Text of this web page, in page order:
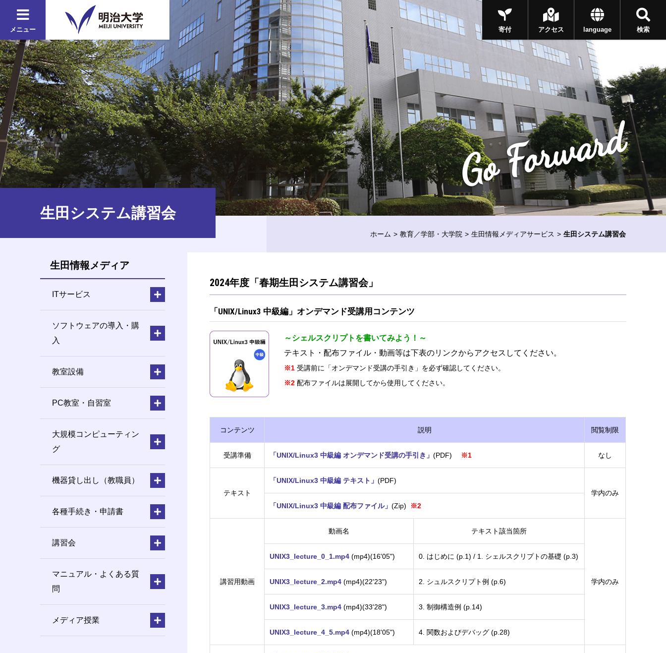
メニュー 検索
language
アクセス
寄付
Go Forward
生田システム講習会
ホーム 教育／学部・大学院 生田情報メディアサービス 生田システム講習会
2024年度「春期生田システム講習会」
「UNIX/Linux3 中級編」オンデマンド受講用コンテンツ
～シェルスクリプトを書いてみよう！～
テキスト・配布ファイル・動画等は下表のリンクからアクセスしてください。
※1受講前に「オンデマンド受講の手引き」を必ず確認してください。
※2 配布ファイルは展開してから使用してください。
コンテンツ 説明 閲覧制限
受講準備 「UNIX/Linux3 中級編 オンデマンド受講の手引き」(PDF) ※1 なし
テキスト
「UNIX/Linux3 中級編 テキスト」(PDF)
学内のみ
「UNIX/Linux3 中級編 配布ファイル」(Zip) ※2
講習用動画
動画名 テキスト該当箇所
学内のみ
UNIX3_lecture_0_1.mp4 (mp4)(16'05") 0. はじめに (p.1) / 1. シェルスクリプトの基礎 (p.3)
UNIX3_lecture_2.mp4 (mp4)(22'23") 2. シュルスクリプト例 (p.6)
UNIX3_lecture_3.mp4 (mp4)(33'28") 3. 制御構造例 (p.14)
UNIX3_lecture_4_5.mp4 (mp4)(18'05") 4. 関数およびデバッグ (p.28)
生田情報メディア
ITサービス
ソフトウェアの導入・購
入
教室設備
PC教室・自習室
大規模コンピューティン
グ
機器貸し出し（教職員）
各種手続き・申請書
講習会
マニュアル・よくある質
問
メディア授業